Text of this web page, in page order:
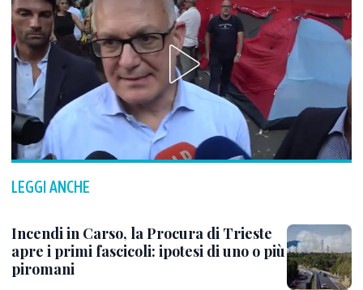
LEGGI ANCHE
Incendi in Carso, la Procura di Trieste
apre i primi fascicoli: ipotesi di uno o più
piromani